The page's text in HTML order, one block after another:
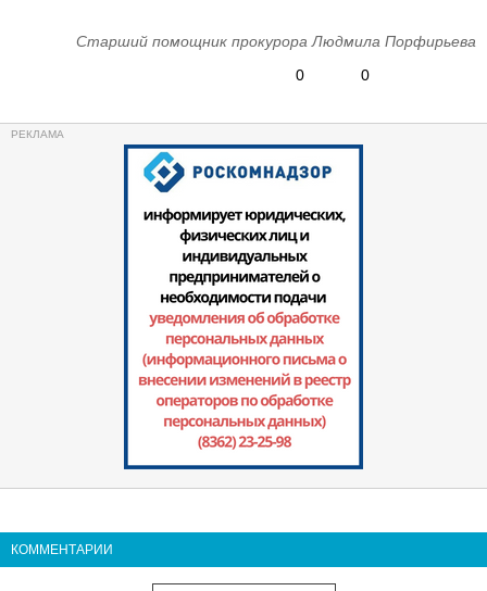
Старший помощник прокурора Людмила Порфирьева
0
0
КОММЕНТАРИИ